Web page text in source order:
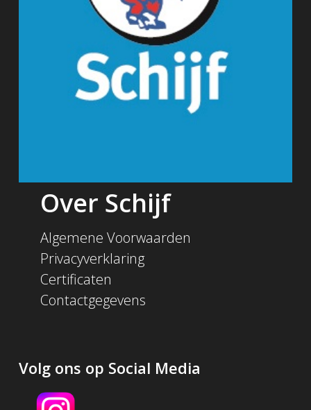
Over Schijf
Algemene Voorwaarden
Privacyverklaring
Certificaten
Contactgegevens
Volg ons op Social Media